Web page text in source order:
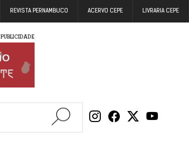
REVISTA PERNAMBUCO ACERVO CEPE LIVRARIA CEPE
PUBLICIDADE